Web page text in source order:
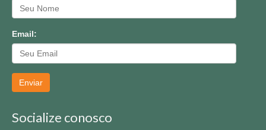
Email:
Enviar
Socialize conosco